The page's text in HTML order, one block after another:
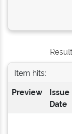
Item hits:
Preview
Issue
Date